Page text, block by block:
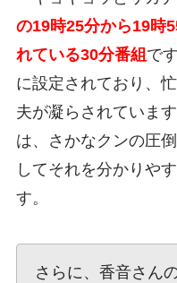
の19時25分から19時
れている30分番組 で
に設定されており、
夫が凝らされていま
は、さかなクンの圧
してそれを分かりや
す。
さらに、香音さん